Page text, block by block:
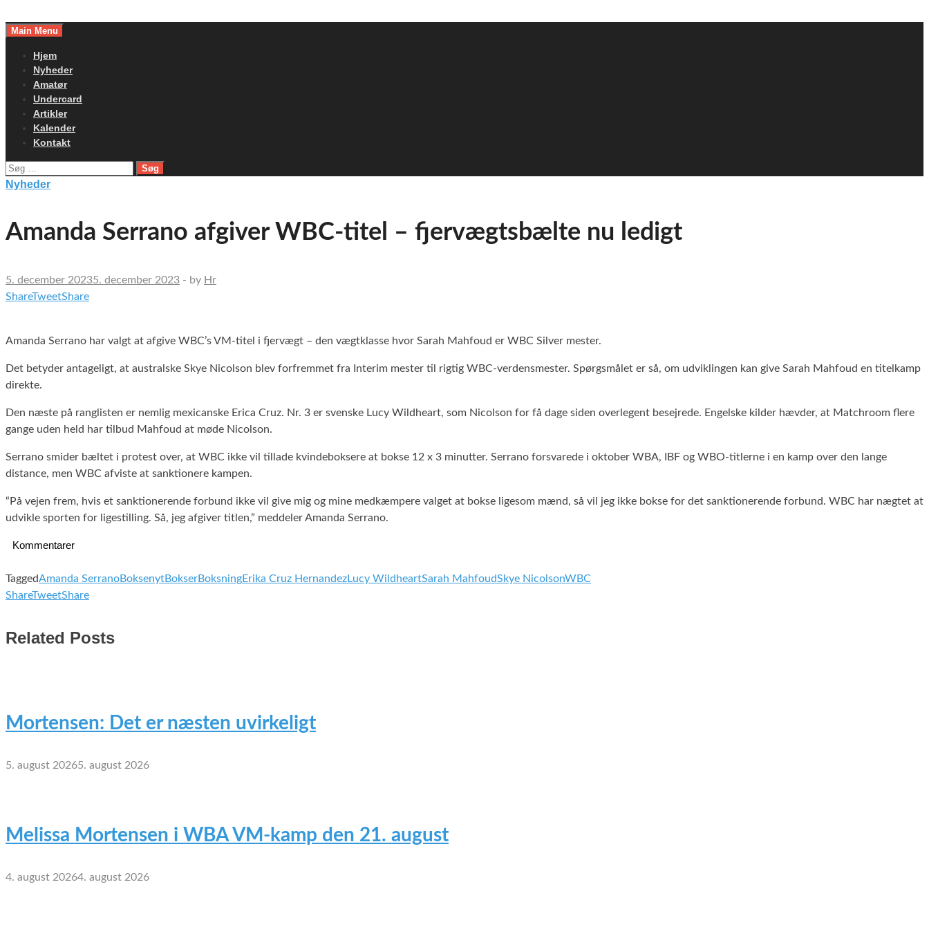
toMain Menu
Hjem
Nyheder
Amatør
Undercard
Artikler
Kalender
Kontakt
Søg
efter:
Nyheder
Amanda Serrano afgiver WBC-titel – fjervægtsbælte nu ledigt
5. december 20235. december 2023 - by Hr
ShareTweetShare
Amanda Serrano har valgt at afgive WBC’s VM-titel i fjervægt – den vægtklasse hvor Sarah Mahfoud er WBC Silver mester.
Det betyder antageligt, at australske Skye Nicolson blev forfremmet fra Interim mester til rigtig WBC-verdensmester. Spørgsmålet er så, om udviklingen kan give Sarah Mahfoud en titelkamp
direkte.
Den næste på ranglisten er nemlig mexicanske Erica Cruz. Nr. 3 er svenske Lucy Wildheart, som Nicolson for få dage siden overlegent besejrede. Engelske kilder hævder, at Matchroom flere
gange uden held har tilbud Mahfoud at møde Nicolson.
Serrano smider bæltet i protest over, at WBC ikke vil tillade kvindeboksere at bokse 12 x 3 minutter. Serrano forsvarede i oktober WBA, IBF og WBO-titlerne i en kamp over den lange
distance, men WBC afviste at sanktionere kampen.
“På vejen frem, hvis et sanktionerende forbund ikke vil give mig og mine medkæmpere valget at bokse ligesom mænd, så vil jeg ikke bokse for det sanktionerende forbund. WBC har nægtet at
udvikle sporten for ligestilling. Så, jeg afgiver titlen,” meddeler Amanda Serrano.
Kommentarer
TaggedAmanda SerranoBoksenytBokserBoksningErika Cruz HernandezLucy WildheartSarah MahfoudSkye NicolsonWBC
ShareTweetShare
Related Posts
Mortensen: Det er næsten uvirkeligt
5. august 20265. august 2026
Melissa Mortensen i WBA VM-kamp den 21. august
4. august 20264. august 2026